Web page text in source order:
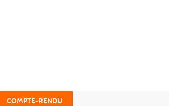
COMPTE-RENDU